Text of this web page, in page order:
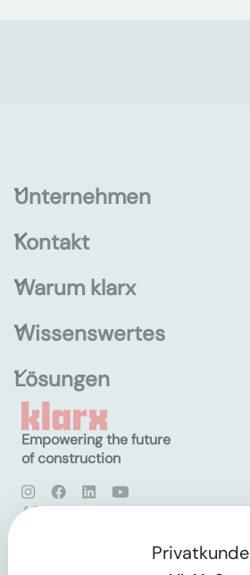
Unternehmen
Kontakt
Warum klarx
Wissenswertes
Lösungen
Empowering the future
of construction
AGB
Privatkunde